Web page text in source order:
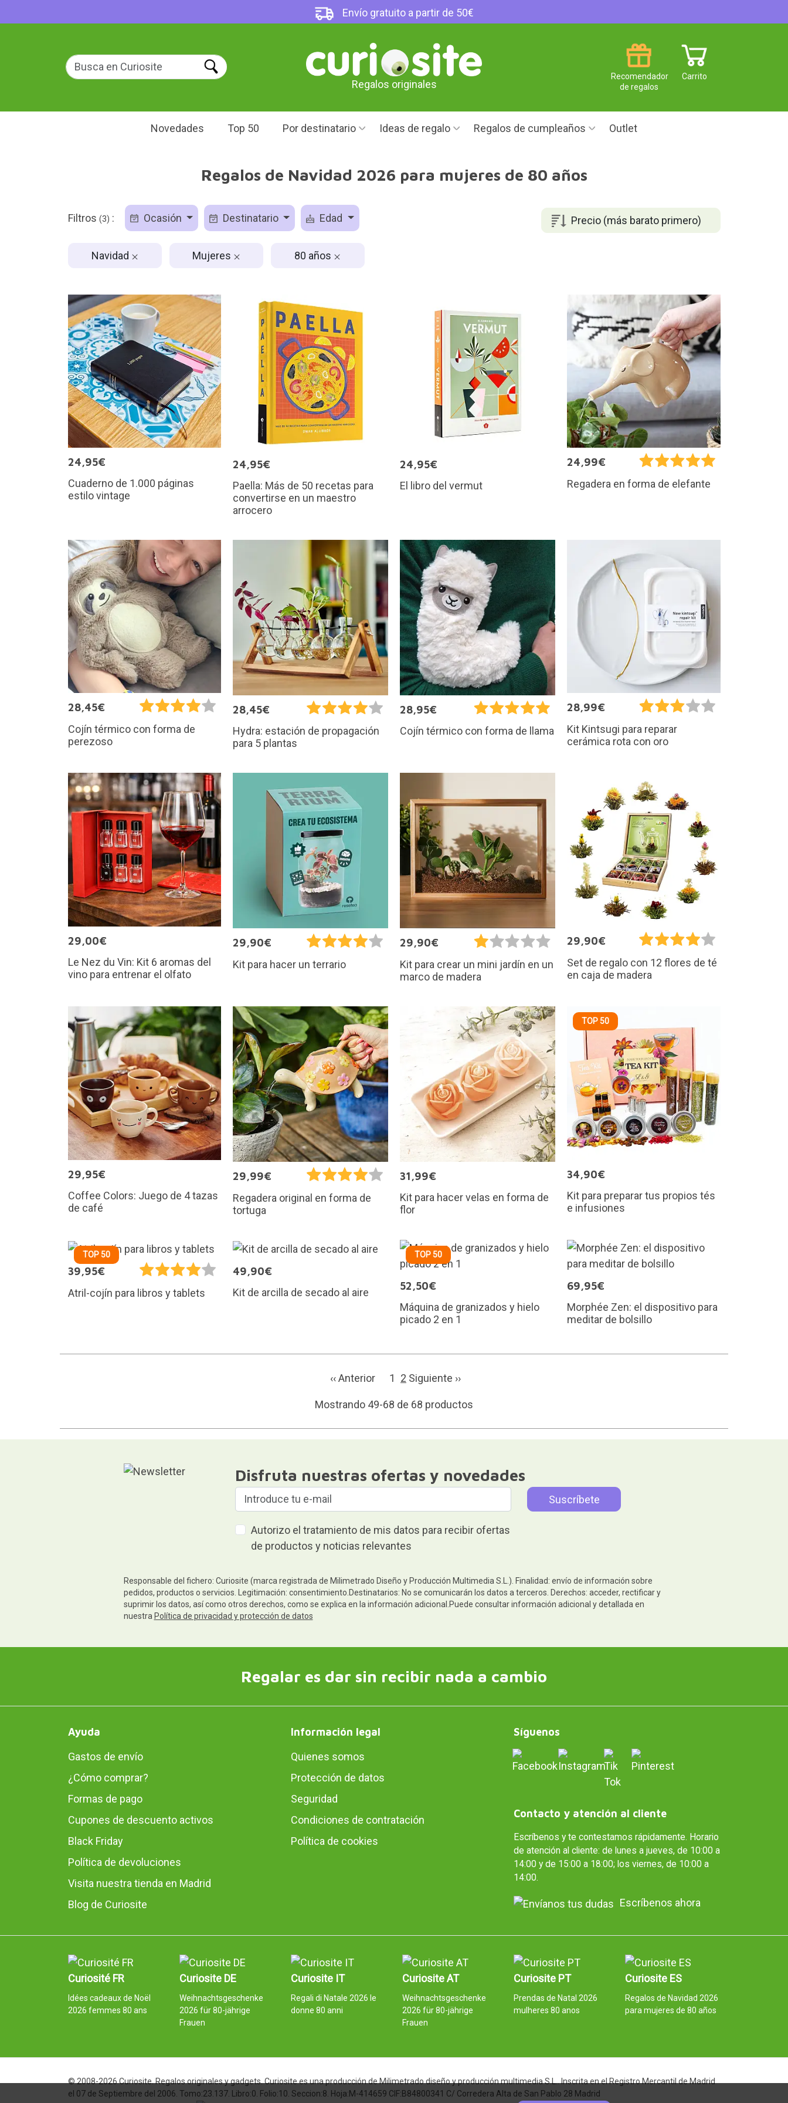
Envío gratuito a partir de 50€
Regalos originales
Carrito
Recomendador
de regalos
Novedades Top 50 Por destinatario Ideas de regalo Regalos de cumpleaños Outlet
Regalos de Navidad 2026 para mujeres de 80 años
Precio (más barato primero)
Filtros (3) : Ocasión Destinatario Edad
Navidad Mujeres 80 años
24,95€
Cuaderno de 1.000 páginas
estilo vintage
24,95€
Paella: Más de 50 recetas para
convertirse en un maestro
arrocero
24,95€
El libro del vermut
24,99€
Regadera en forma de elefante
28,45€
Cojín térmico con forma de
perezoso
28,45€
Hydra: estación de propagación
para 5 plantas
28,95€
Cojín térmico con forma de llama
28,99€
Kit Kintsugi para reparar
cerámica rota con oro
29,00€
Le Nez du Vin: Kit 6 aromas del
vino para entrenar el olfato
29,90€
Kit para hacer un terrario
29,90€
Kit para crear un mini jardín en un
marco de madera
29,90€
Set de regalo con 12 flores de té
en caja de madera
29,95€
Coffee Colors: Juego de 4 tazas
de café
29,99€
Regadera original en forma de
tortuga
31,99€
Kit para hacer velas en forma de
flor
TOP 50
34,90€
Kit para preparar tus propios tés
e infusiones
TOP 50
39,95€
Atril-cojín para libros y tablets
49,90€
Kit de arcilla de secado al aire
TOP 50
52,50€
Máquina de granizados y hielo
picado 2 en 1
69,95€
Morphée Zen: el dispositivo para
meditar de bolsillo
‹‹ Anterior 1 2 Siguiente ››
Mostrando 49-68 de 68 productos
Disfruta nuestras ofertas y novedades
Autorizo el tratamiento de mis datos para recibir ofertas
de productos y noticias relevantes
Responsable del fichero: Curiosite (marca registrada de Milimetrado Diseño y Producción Multimedia S.L.). Finalidad: envío de información sobre
pedidos, productos o servicios. Legitimación: consentimiento.Destinatarios: No se comunicarán los datos a terceros. Derechos: acceder, rectificar y
suprimir los datos, así como otros derechos, como se explica en la información adicional.Puede consultar información adicional y detallada en
nuestra Política de privacidad y protección de datos
Regalar es dar sin recibir nada a cambio
Ayuda
Gastos de envío
¿Cómo comprar?
Formas de pago
Cupones de descuento activos
Black Friday
Política de devoluciones
Visita nuestra tienda en Madrid
Blog de Curiosite
Información legal
Quienes somos
Protección de datos
Seguridad
Condiciones de contratación
Política de cookies
Síguenos
Contacto y atención al cliente
Escríbenos y te contestamos rápidamente. Horario
de atención al cliente: de lunes a jueves, de 10:00 a
14:00 y de 15:00 a 18:00; los viernes, de 10:00 a
14:00.
Escríbenos ahora
Curiosité FR
Idées cadeaux de Noël
2026 femmes 80 ans
Curiosite DE
Weihnachtsgeschenke
2026 für 80-jährige
Frauen
Curiosite IT
Regali di Natale 2026 le
donne 80 anni
Curiosite AT
Weihnachtsgeschenke
2026 für 80-jährige
Frauen
Curiosite PT
Prendas de Natal 2026
mulheres 80 anos
Curiosite ES
Regalos de Navidad 2026
para mujeres de 80 años
© 2008-2026 Curiosite. Regalos originales y gadgets. Curiosite es una producción de Milimetrado diseño y producción multimedia S.L.. Inscrita en el Registro Mercantil de Madrid
el 07 de Septiembre del 2006. Tomo:23.137. Libro:0. Folio:10. Seccion:8. Hoja:M-414659 CIF:B84800341 C/ Corredera Alta de San Pablo 28 Madrid